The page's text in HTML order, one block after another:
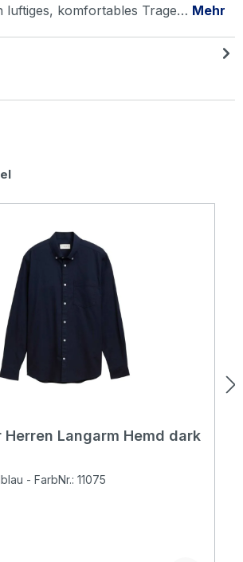
luftiges, komfortables Trage… Mehr
Herren Langarm Hemd dark
- FarbNr.: 11075